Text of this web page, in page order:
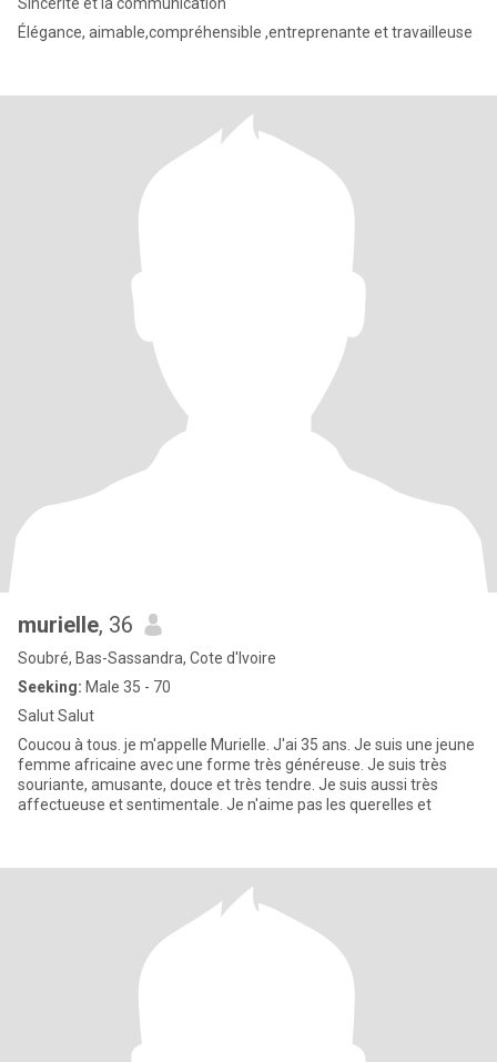
Élégance, aimable,compréhensible ,entreprenante et travailleuse
murielle, 36
Soubré, Bas-Sassandra, Cote d'Ivoire
Seeking: Male 35 - 70
Salut Salut
Coucou à tous. je m'appelle Murielle. J'ai 35 ans. Je suis une jeune
femme africaine avec une forme très généreuse. Je suis très
souriante, amusante, douce et très tendre. Je suis aussi très
affectueuse et sentimentale. Je n'aime pas les querelles et